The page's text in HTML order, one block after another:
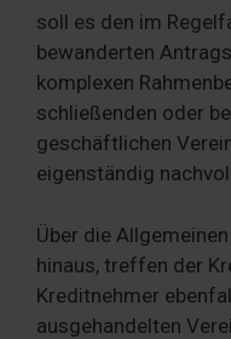
haben oder die sie im
gesammelt haben. Sie
Cookies, wenn Sie
soll es den im
bewanderten
komplexen
schließenden oder
geschäftlichen
eigenständig
Über die
hinaus, treffen der
Kreditnehmer
ausgehandelten